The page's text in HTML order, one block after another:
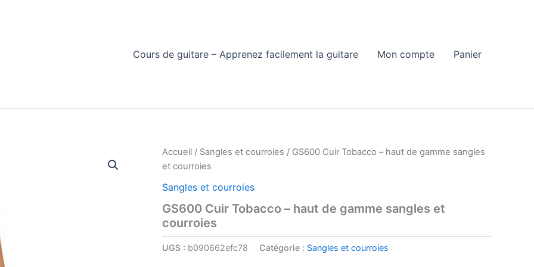
Cours de guitare – Apprenez facilement la guitare Mon compte Panier
Accueil / Sangles et courroies / GS600 Cuir Tobacco – haut de gamme sangles
et courroies
Sangles et courroies
GS600 Cuir Tobacco – haut de gamme sangles et
courroies
UGS : b090662efc78 Catégorie : Sangles et courroies